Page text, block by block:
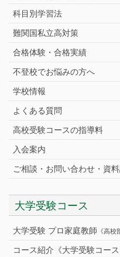
科目別学習法
難関国私立高対策
合格体験・合格実績
不登校でお悩みの方へ
学校情報
よくある質問
高校受験コースの指導料
入会案内
ご相談・お問い合わせ・資料
大学受験コース
大学受験 プロ家庭教師 《高校
コース紹介《大学受験コース